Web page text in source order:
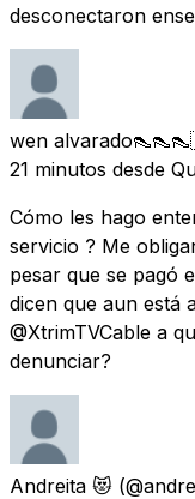
desconectaron
wen
21 minutos desde
Cómo les hago
servicio ? Me
pesar que se pagó
dicen que aun está
@XtrimTVCable a
denunciar?
Andreita 😻